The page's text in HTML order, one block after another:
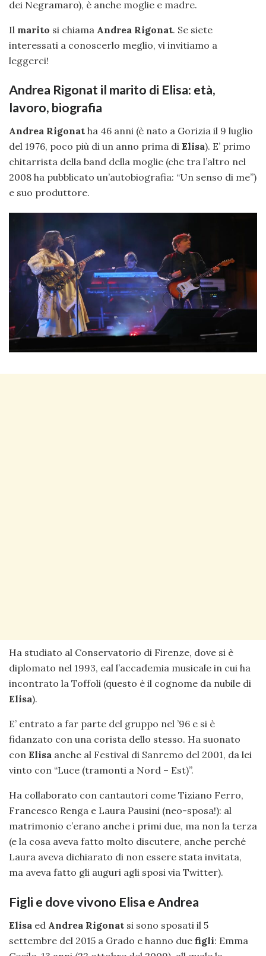
dei Negramaro), è anche moglie e madre.
Il marito si chiama Andrea Rigonat. Se siete
interessati a conoscerlo meglio, vi invitiamo a
leggerci!
Andrea Rigonat il marito di Elisa: età,
lavoro, biografia
Andrea Rigonat ha 46 anni (è nato a Gorizia il 9 luglio
del 1976, poco più di un anno prima di Elisa). E’ primo
chitarrista della band della moglie (che tra l’altro nel
2008 ha pubblicato un’autobiografia: “Un senso di me”)
e suo produttore.
Ha studiato al Conservatorio di Firenze, dove si è
diplomato nel 1993, eal l’accademia musicale in cui ha
incontrato la Toffoli (questo è il cognome da nubile di
Elisa).
E’ entrato a far parte del gruppo nel ’96 e si è
fidanzato con una corista dello stesso. Ha suonato
con Elisa anche al Festival di Sanremo del 2001, da lei
vinto con “Luce (tramonti a Nord – Est)”.
Ha collaborato con cantautori come Tiziano Ferro,
Francesco Renga e Laura Pausini (neo-sposa!): al
matrimonio c’erano anche i primi due, ma non la terza
(e la cosa aveva fatto molto discutere, anche perché
Laura aveva dichiarato di non essere stata invitata,
ma aveva fatto gli auguri agli sposi via Twitter).
Figli e dove vivono Elisa e Andrea
Elisa ed Andrea Rigonat si sono sposati il 5
settembre del 2015 a Grado e hanno due figli: Emma